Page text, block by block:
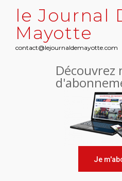
le Journal
Mayotte
contact@lejournaldemayotte.com
Découvrez
Je